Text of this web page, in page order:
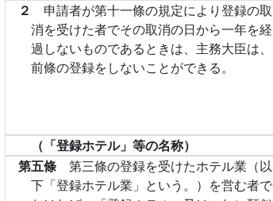
２ 申請者が第十一條の規定により登録の取
消を受けた者でその取消の日から一年を経
過しないものであるときは、主務大臣は、
前條の登録をしないことができる。
（「登録ホテル」等の名称）
第五條 第三條の登録を受けたホテル業（以
下「登録ホテル業」という。）を営む者で